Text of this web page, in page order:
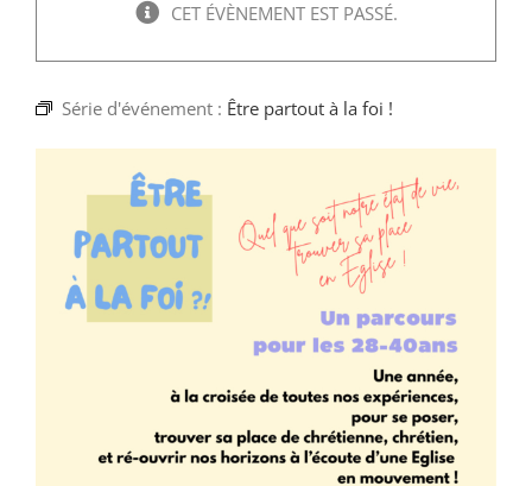
Magis Paris
Cowork Magis
JRS France
Réseau Magis
CET ÉVÈNEMENT EST PASSÉ.
Série d'événement : Être partout à la foi !